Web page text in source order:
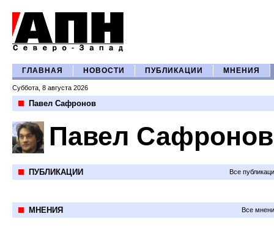
ГЛАВНАЯ НОВОСТИ ПУБЛИКАЦИИ МНЕНИЯ
Суббота, 8 августа 2026
Павел Сафронов
Павел Сафронов
ПУБЛИКАЦИИ Все
МНЕНИЯ Все